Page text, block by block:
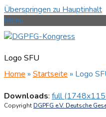
Überspringen zu Hauptinhalt
Menü
Logo SFU
Home » Startseite » Logo
Downloads: full
Copyright DGPFG e.V. Deutsche